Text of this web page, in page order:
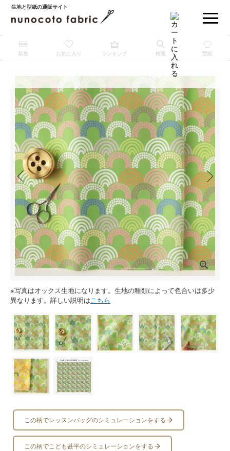
生地と型紙の通販サイト
新着 お気に入り ランキング 検索 型紙
※写真はオックス生地になります。生地の種類によって色合いは多少
異なります。詳しい説明はこちら
この柄でレッスンバッグのシミュレーションをする
この柄でこども甚平のシミュレーションをする